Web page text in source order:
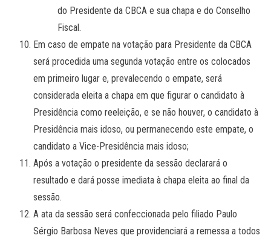
do Presidente da CBCA e sua chapa e do Conselho
Fiscal.
Em caso de empate na votação para Presidente da CBCA
será procedida uma segunda votação entre os colocados
em primeiro lugar e, prevalecendo o empate, será
considerada eleita a chapa em que figurar o candidato à
Presidência como reeleição, e se não houver, o candidato à
Presidência mais idoso, ou permanecendo este empate, o
candidato a Vice-Presidência mais idoso;
Após a votação o presidente da sessão declarará o
resultado e dará posse imediata à chapa eleita ao final da
sessão.
A ata da sessão será confeccionada pelo filiado Paulo
Sérgio Barbosa Neves que providenciará a remessa a todos